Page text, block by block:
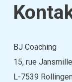
BJ Coaching
15, rue
L-7539